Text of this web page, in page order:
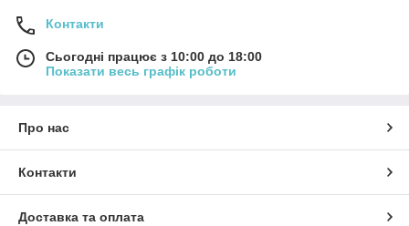
Контакти
Сьогодні працює з 10:00 до 18:00
Показати весь графік роботи
Про нас
Контакти
Доставка та оплата